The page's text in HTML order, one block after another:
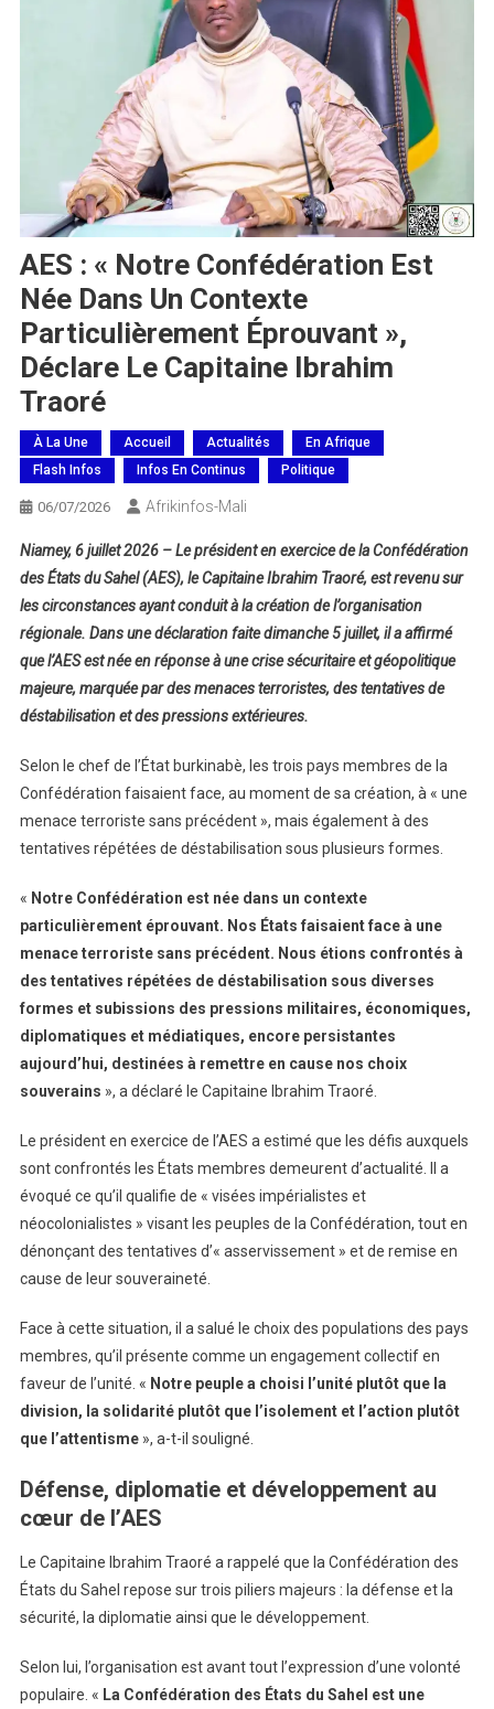
AES : « Notre Confédération Est
Née Dans Un Contexte
Particulièrement Éprouvant »,
Déclare Le Capitaine Ibrahim
Traoré
À La Une Accueil Actualités
En Afrique
Flash Infos
Infos En Continus Politique
06/07/2026 Afrikinfos-Mali
Niamey, 6 juillet 2026 – Le président en exercice de la Confédération
des États du Sahel (AES), le Capitaine Ibrahim Traoré, est revenu sur
les circonstances ayant conduit à la création de l’organisation
régionale. Dans une déclaration faite dimanche 5 juillet, il a affirmé
que l’AES est née en réponse à une crise sécuritaire et géopolitique
majeure, marquée par des menaces terroristes, des tentatives de
déstabilisation et des pressions extérieures.
Selon le chef de l’État burkinabè, les trois pays membres de la
Confédération faisaient face, au moment de sa création, à « une
menace terroriste sans précédent », mais également à des
tentatives répétées de déstabilisation sous plusieurs formes.
« Notre Confédération est née dans un contexte
particulièrement éprouvant. Nos États faisaient face à une
menace terroriste sans précédent. Nous étions confrontés à
des tentatives répétées de déstabilisation sous diverses
formes et subissions des pressions militaires, économiques,
diplomatiques et médiatiques, encore persistantes
aujourd’hui, destinées à remettre en cause nos choix
souverains », a déclaré le Capitaine Ibrahim Traoré.
Le président en exercice de l’AES a estimé que les défis auxquels
sont confrontés les États membres demeurent d’actualité. Il a
évoqué ce qu’il qualifie de « visées impérialistes et
néocolonialistes » visant les peuples de la Confédération, tout en
dénonçant des tentatives d’« asservissement » et de remise en
cause de leur souveraineté.
Face à cette situation, il a salué le choix des populations des pays
membres, qu’il présente comme un engagement collectif en
faveur de l’unité. « Notre peuple a choisi l’unité plutôt que la
division, la solidarité plutôt que l’isolement et l’action plutôt
que l’attentisme», a-t-il souligné.
Défense, diplomatie et développement au
cœur de l’AES
Le Capitaine Ibrahim Traoré a rappelé que la Confédération des
États du Sahel repose sur trois piliers majeurs : la défense et la
sécurité, la diplomatie ainsi que le développement.
Selon lui, l’organisation est avant tout l’expression d’une volonté
populaire. « La Confédération des États du Sahel est une